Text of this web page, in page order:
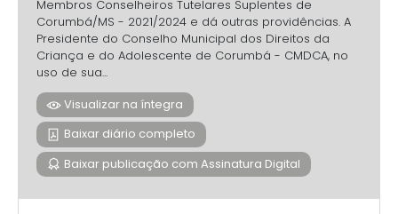
Membros Conselheiros Tutelares Suplentes de
Corumbá/MS - 2021/2024 e dá outras providências. A
Presidente do Conselho Municipal dos Direitos da
Criança e do Adolescente de Corumbá - CMDCA, no
uso de sua...
Visualizar na íntegra
Baixar diário completo
Baixar publicação com Assinatura Digital